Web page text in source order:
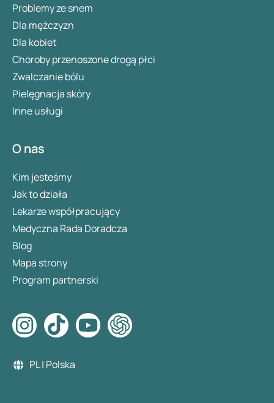
Problemy ze snem
Dla mężczyzn
Dla kobiet
Choroby przenoszone drogą płci
Zwalczanie bólu
Pielęgnacja skóry
Inne usługi
O nas
Kim jesteśmy
Jak to działa
Lekarze współpracujący
Medyczna Rada Doradcza
Blog
Mapa strony
Program partnerski
PL | Polska